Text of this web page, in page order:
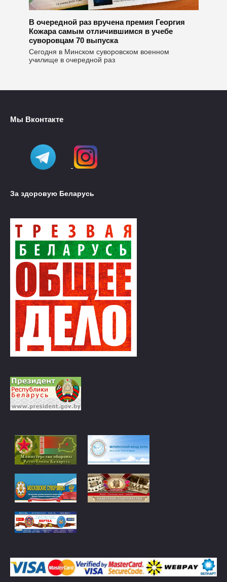
В очередной раз вручена премия Георгия
Кожара самым отличившимся в учебе
суворовцам 70 выпуска
Сегодня в Минском суворовском военном
училище в очередной раз
Мы Вконтакте
За здоровую Беларусь